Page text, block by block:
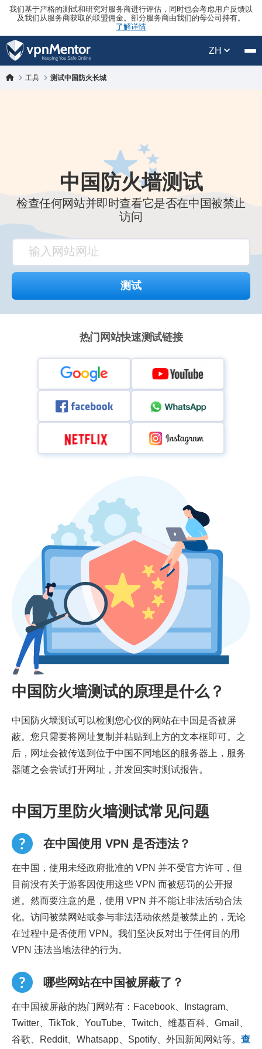
我们基于严格的测试和研究对服务商进行评估，同时也会考虑用户反馈以
及我们从服务商获取的联盟佣金。部分服务商由我们的母公司持有。
了解详情
ZH
工具 测试中国防火长城
中国防火墙测试
检查任何网站并即时查看它是否在中国被禁止
访问
测试
热门网站快速测试链接
中国防火墙测试的原理是什么？
中国防火墙测试可以检测您心仪的网站在中国是否被屏
蔽。您只需要将网址复制并粘贴到上方的文本框即可。之
后，网址会被传送到位于中国不同地区的服务器上，服务
器随之会尝试打开网址，并发回实时测试报告。
中国万里防火墙测试常见问题
在中国使用 VPN 是否违法？
在中国，使用未经政府批准的 VPN 并不受官方许可，但
目前没有关于游客因使用这些 VPN 而被惩罚的公开报
道。然而要注意的是，使用 VPN 并不能让非法活动合法
化。访问被禁网站或参与非法活动依然是被禁止的，无论
在过程中是否使用 VPN。我们坚决反对出于任何目的用
VPN 违法当地法律的行为。
哪些网站在中国被屏蔽了？
在中国被屏蔽的热门网站有：Facebook、Instagram、
Twitter、TikTok、YouTube、Twitch、维基百科、Gmail、
谷歌、Reddit、Whatsapp、Spotify、外国新闻网站等。 查